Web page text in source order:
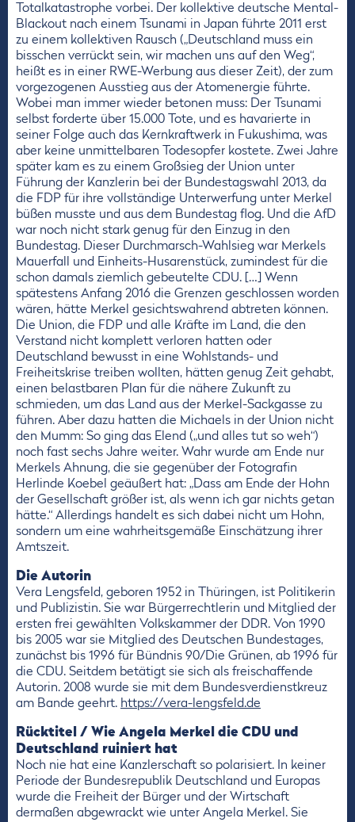
Totalkatastrophe vorbei. Der kollektive deutsche Mental-
Blackout nach einem Tsunami in Japan führte 2011 erst
zu einem kollektiven Rausch („Deutschland muss ein
bisschen verrückt sein, wir machen uns auf den Weg“,
heißt es in einer RWE-Werbung aus dieser Zeit), der zum
vorgezogenen Ausstieg aus der Atomenergie führte.
Wobei man immer wieder betonen muss: Der Tsunami
selbst forderte über 15.000 Tote, und es havarierte in
seiner Folge auch das Kernkraftwerk in Fukushima, was
aber keine unmittelbaren Todesopfer kostete. Zwei Jahre
später kam es zu einem Großsieg der Union unter
Führung der Kanzlerin bei der Bundestagswahl 2013, da
die FDP für ihre vollständige Unterwerfung unter Merkel
büßen musste und aus dem Bundestag flog. Und die AfD
war noch nicht stark genug für den Einzug in den
Bundestag. Dieser Durchmarsch-Wahlsieg war Merkels
Mauerfall und Einheits-Husarenstück, zumindest für die
schon damals ziemlich gebeutelte CDU. […] Wenn
spätestens Anfang 2016 die Grenzen geschlossen worden
wären, hätte Merkel gesichtswahrend abtreten können.
Die Union, die FDP und alle Kräfte im Land, die den
Verstand nicht komplett verloren hatten oder
Deutschland bewusst in eine Wohlstands- und
Freiheitskrise treiben wollten, hätten genug Zeit gehabt,
einen belastbaren Plan für die nähere Zukunft zu
schmieden, um das Land aus der Merkel-Sackgasse zu
führen. Aber dazu hatten die Michaels in der Union nicht
den Mumm: So ging das Elend („und alles tut so weh“)
noch fast sechs Jahre weiter. Wahr wurde am Ende nur
Merkels Ahnung, die sie gegenüber der Fotografin
Herlinde Koebel geäußert hat: „Dass am Ende der Hohn
der Gesellschaft größer ist, als wenn ich gar nichts getan
hätte.“ Allerdings handelt es sich dabei nicht um Hohn,
sondern um eine wahrheitsgemäße Einschätzung ihrer
Amtszeit.
Die Autorin
Vera Lengsfeld, geboren 1952 in Thüringen, ist Politikerin
und Publizistin. Sie war Bürgerrechtlerin und Mitglied der
ersten frei gewählten Volkskammer der DDR. Von 1990
bis 2005 war sie Mitglied des Deutschen Bundestages,
zunächst bis 1996 für Bündnis 90/Die Grünen, ab 1996 für
die CDU. Seitdem betätigt sie sich als freischaffende
Autorin. 2008 wurde sie mit dem Bundesverdienstkreuz
am Bande geehrt. https://vera-lengsfeld.de
Rücktitel / Wie Angela Merkel die CDU und
Deutschland ruiniert hat
Noch nie hat eine Kanzlerschaft so polarisiert. In keiner
Periode der Bundesrepublik Deutschland und Europas
wurde die Freiheit der Bürger und der Wirtschaft
dermaßen abgewrackt wie unter Angela Merkel. Sie